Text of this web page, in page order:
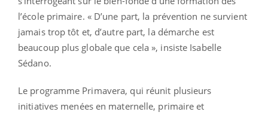
l’école primaire. « D’une part, la prévention ne survient
jamais trop tôt et, d’autre part, la démarche est
beaucoup plus globale que cela », insiste Isabelle
Sédano.
Le programme Primavera, qui réunit plusieurs
initiatives menées en maternelle, primaire et